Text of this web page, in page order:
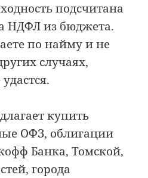
подсчитана
НДФЛ из бюджета.
по найму и не
случаях,
купить
ОФЗ, облигации
Банка, Томской,
города